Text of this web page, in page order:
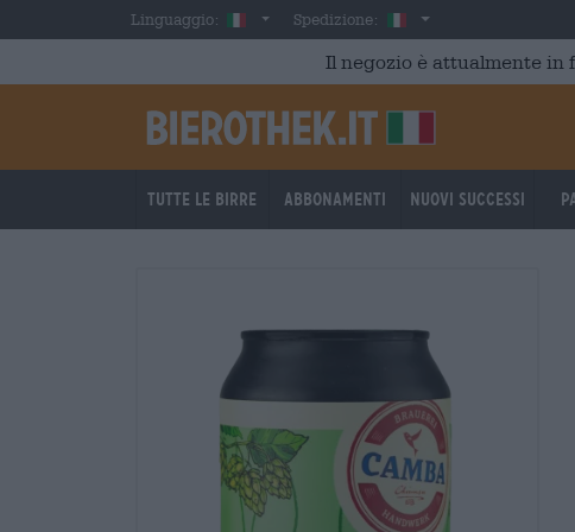
Skip to main contentLinguaggio: ItalianSpedizione: Italia
Il negozio è attualmente in
Tutte le birre Abbonamenti Nuovi successi